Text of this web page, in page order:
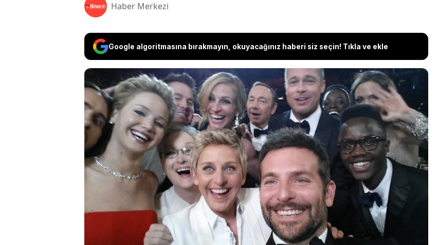
Haber Merkezi
Google algoritmasına bırakmayın, okuyacağınız haberi siz seçin! Tıkla ve ekle
10 yıl önce çekilen bu selfie bir anda tüm dünyanın en
çok konuştuğu fotoğraflardan biri olmuştu. Oysa kimse
nasıl bir lanet yaydığının farkında değildi...